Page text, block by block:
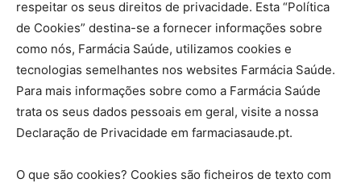
respeitar os seus direitos de privacidade. Esta “Política
de Cookies” destina-se a fornecer informações sobre
como nós, Farmácia Saúde, utilizamos cookies e
tecnologias semelhantes nos websites Farmácia Saúde.
Para mais informações sobre como a Farmácia Saúde
trata os seus dados pessoais em geral, visite a nossa
Declaração de Privacidade em farmaciasaude.pt.
O que são cookies? Cookies são ficheiros de texto com